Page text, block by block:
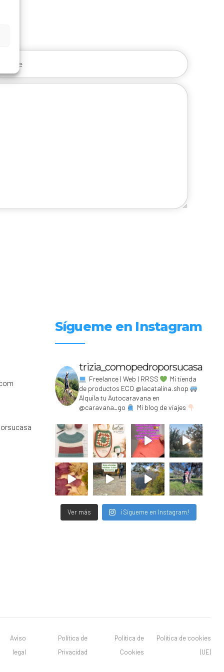
Sígueme en Instagram
trizia_comopedroporsucasa
Freelance | Web | RRSS
Mi tienda
de productos ECO @lacatalina.shop
Alquila tu Autocaravana en
@caravana_go
Mi blog de viajes
Ver más ¡Sígueme en Instagram!
Aviso
legal
Política de
Privacidad
Política de
Cookies
Política de cookies
(UE)